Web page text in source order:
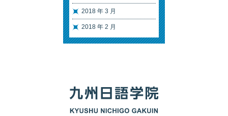
2018 年 3 月
2018 年 2 月